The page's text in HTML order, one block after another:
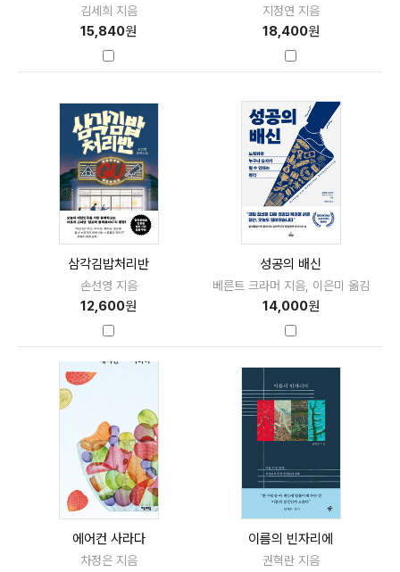
김세희 지음
15,840원
지정연 지음
18,400원
삼각김밥처리반
손선영 지음
12,600원
성공의 배신
베른트 크라머 지음, 이은미 옮김
14,000원
에어컨 사라다
차정은 지음
이름의 빈자리에
권혁란 지음